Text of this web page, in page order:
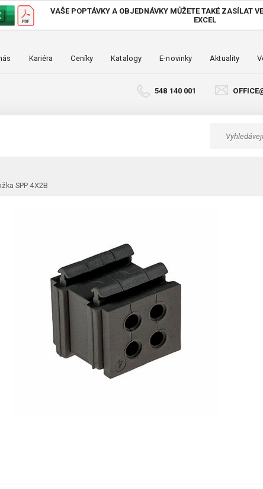
VAŠE POPTÁVKY A OBJEDNÁVKY MŮŽETE TAKÉ ZASÍLAT
EXCEL
Kariéra Ceníky Katalogy E-novinky Aktuality
548 140 001
SPP 4X2B